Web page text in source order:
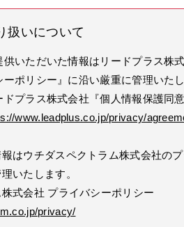
扱いについて
供いただいた情報はリードプラス株
ーポリシー』に沿い厳重に管理いたし
ドプラス株式会社『個人情報保護同意
www.leadplus.co.jp/privacy/
はウチダスペクトラム株式会社の
いたします。
式会社 プライバシーポリシー
privacy/